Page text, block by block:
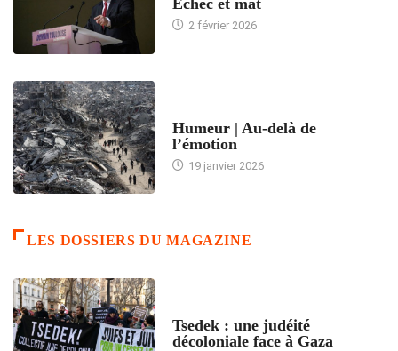
Échec et mat
2 février 2026
Humeur | Au-delà de
l’émotion
19 janvier 2026
LES DOSSIERS DU MAGAZINE
Tsedek : une judéité
décoloniale face à Gaza